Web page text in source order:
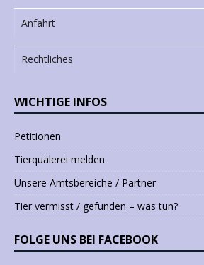
Anfahrt
Rechtliches
WICHTIGE INFOS
Petitionen
Tierquälerei melden
Unsere Amtsbereiche / Partner
Tier vermisst / gefunden – was tun?
FOLGE UNS BEI FACEBOOK